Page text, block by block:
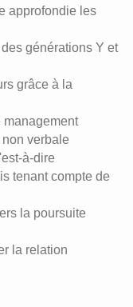
approfondie les
générations Y et
grâce à la
management
verbale
à-dire
tenant compte de
la poursuite
la relation